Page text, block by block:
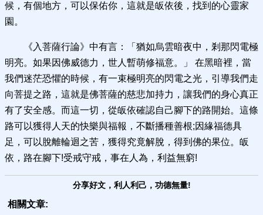
候，有個地方，可以保佑你，這就是皈依後，找到的心靈家
園。
《入菩薩行論》中有言：「猶如烏雲暗夜中，剎那閃電極
明亮。如果因佛威德力，世人暫萌修福意。」 在黑暗裡，當
我們迷茫恐懼的時候，有一束極明亮的閃電之光，引導我們走
向菩提之路，這就是佛菩薩的慈悲加持力，讓我們的身心真正
有了安全感。而這一切，從皈依確認自己腳下的路開始。這條
路可以獲得人天的快樂與福報，不斷播種善根;因緣福德具
足，可以脫離輪迴之苦，獲得究竟解脫，得到佛的果位。皈
依，路在腳下!受戒守戒，事在人為，利益無窮!
分享好文，利人利己，功德無量!
相關文章: